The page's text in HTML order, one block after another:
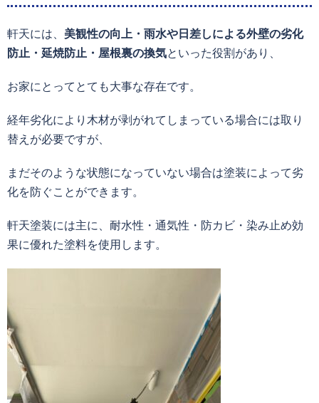
軒天には、 美観性の向上・雨水や日差しによる外壁の劣化
防止・延焼防止・屋根裏の換気といった役割があり、
お家にとってとても大事な存在です。
経年劣化により木材が剥がれてしまっている場合には取り
替えが必要ですが、
まだそのような状態になっていない場合は塗装によって劣
化を防ぐことができます。
軒天塗装には主に、耐水性・通気性・防カビ・染み止め効
果に優れた塗料を使用します。